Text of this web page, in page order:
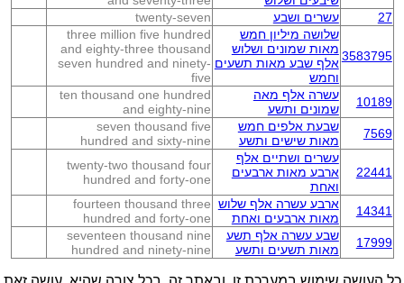
27
עשרים ושבע twenty-seven
3583795
שלושה מיליון חמש
מאות שמונים ושלוש
אלף שבע מאות תשעים
וחמש
three million five hundred
and eighty-three thousand
seven hundred and ninety-
five
10189
עשרה אלף מאה
שמונים ותשע
ten thousand one hundred
and eighty-nine
7569
שבעת אלפים חמש
מאות שישים ותשע
seven thousand five
hundred and sixty-nine
22441
עשרים ושתיים אלף
ארבע מאות ארבעים
ואחת
twenty-two thousand four
hundred and forty-one
14341
ארבע עשרה אלף שלוש
מאות ארבעים ואחת
fourteen thousand three
hundred and forty-one
17999
שבע עשרה אלף תשע
מאות תשעים ותשע
seventeen thousand nine
hundred and ninety-nine